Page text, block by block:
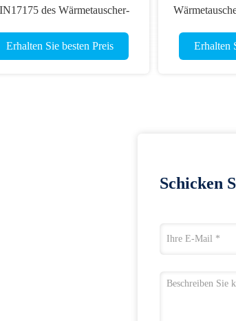
des Wärmetauscher-
Erhalten Sie besten Preis
Erhalten
Schicken